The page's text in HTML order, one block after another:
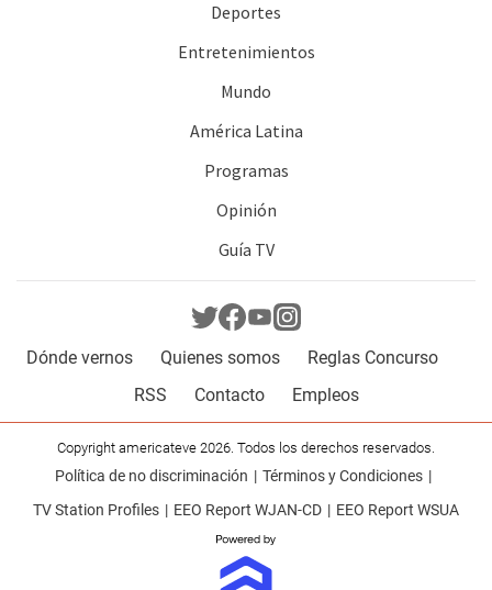
Deportes
Entretenimientos
Mundo
América Latina
Programas
Opinión
Guía TV
Dónde vernos Quienes somos
Reglas Concurso
RSS
Contacto Empleos
Copyright americateve 2026. Todos los derechos reservados.
Política de no discriminación
Términos y Condiciones
TV Station Profiles
EEO Report WJAN-CD EEO Report WSUA